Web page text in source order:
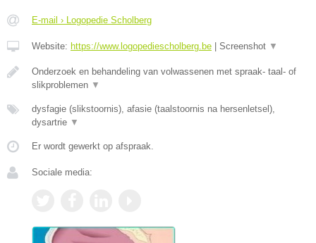
E-mail › Logopedie Scholberg
Website: https://www.logopediescholberg.be Screenshot ▼
Onderzoek en behandeling van volwassenen met spraak- taal- of
slikproblemen ▼
dysfagie (slikstoornis), afasie (taalstoornis na hersenletsel),
dysartrie ▼
Er wordt gewerkt op afspraak.
Sociale media: